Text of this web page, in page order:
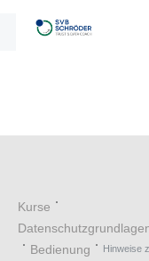
Kurse
Bedienung
Hinweise